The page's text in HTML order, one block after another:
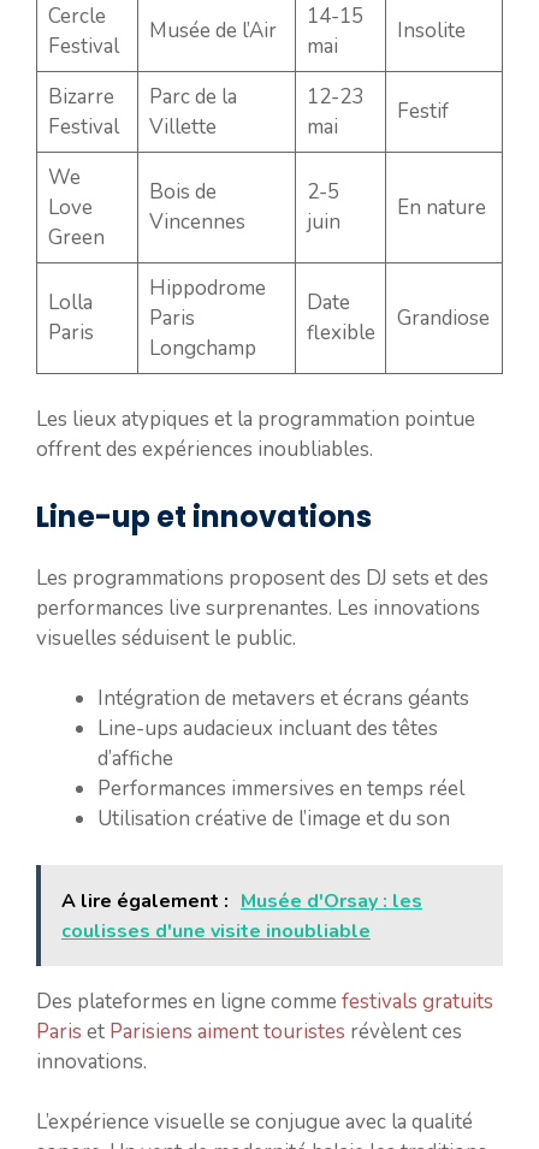
Cercle
Festival
Musée de l’Air
14-15
mai
Insolite
Bizarre
Festival
Parc de la
Villette
12-23
mai
Festif
We
Love
Green
Bois de
Vincennes
2-5
juin
En nature
Lolla
Paris
Hippodrome
Paris
Longchamp
Date
flexible
Grandiose
Les lieux atypiques et la programmation pointue
offrent des expériences inoubliables.
Line-up et innovations
Les programmations proposent des DJ sets et des
performances live surprenantes. Les innovations
visuelles séduisent le public.
Intégration de metavers et écrans géants
Line-ups audacieux incluant des têtes
d’affiche
Performances immersives en temps réel
Utilisation créative de l’image et du son
A lire également : Musée d'Orsay : les
coulisses d'une visite inoubliable
Des plateformes en ligne comme festivals gratuits
Paris et Parisiens aiment touristes révèlent ces
innovations.
L’expérience visuelle se conjugue avec la qualité